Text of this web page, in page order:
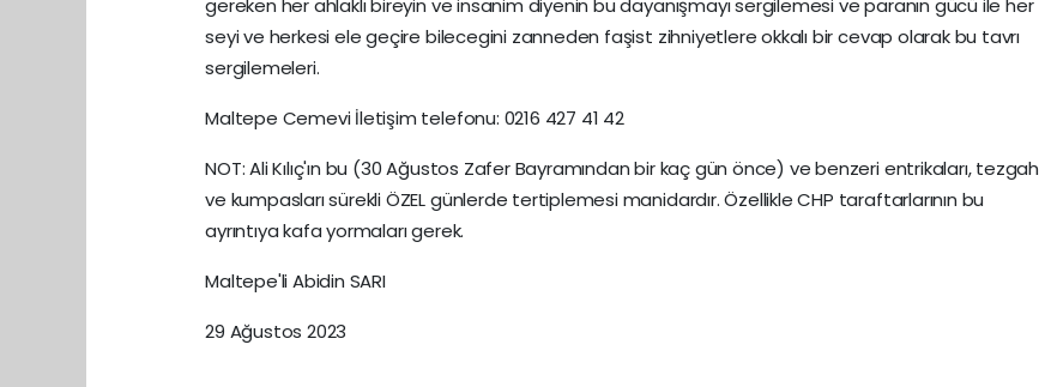
gereken her ahlaklı bireyin ve insanim diyenin bu dayanışmayı sergilemesi ve paranın gücü ile her
seyi ve herkesi ele geçire bilecegini zanneden faşist zihniyetlere okkalı bir cevap olarak bu tavrı
sergilemeleri.
Maltepe Cemevi İletişim telefonu: 0216 427 41 42
NOT: Ali Kılıç'ın bu (30 Ağustos Zafer Bayramından bir kaç gün önce) ve benzeri entrikaları, tezgah
ve kumpasları sürekli ÖZEL günlerde tertiplemesi manidardır. Özellikle CHP taraftarlarının bu
ayrıntıya kafa yormaları gerek.
Maltepe'li Abidin SARI
29 Ağustos 2023